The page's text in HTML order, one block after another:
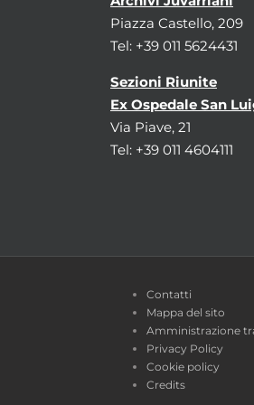
Piazza Castello, 209
Tel: +39 011 5624431
Sezioni Riunite
Ex Ospedale San
Via Piave, 21
Tel: +39 011 4604111
Contatti
Mappa del sito
Amministrazione
Privacy Policy
Cookie policy
Credits